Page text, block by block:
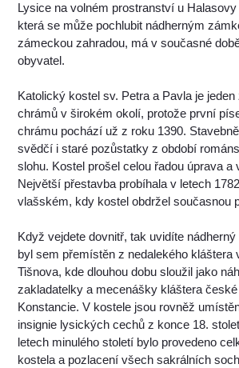
Lysice na volném prostranství u
která se může pochlubit nádherným
zámeckou zahradou, má v současné
obyvatel.
Katolický kostel sv. Petra a Pavla je
chrámů v širokém okolí, protože první
chrámu pochází už z roku 1390.
svědčí i staré pozůstatky z období
slohu. Kostel prošel celou řadou úprava a
Největší přestavba probíhala v letech
vlašském, kdy kostel obdržel současnou
Když vejdete dovnitř, tak uvidíte
byl sem přemístěn z nedalekého kláštera
Tišnova, kde dlouhou dobu sloužil jako
zakladatelky a mecenášky kláštera
Konstancie. V kostele jsou rovněž
insignie lysických cechů z konce 18.
letech minulého století bylo provedeno
kostela a pozlacení všech sakrálních